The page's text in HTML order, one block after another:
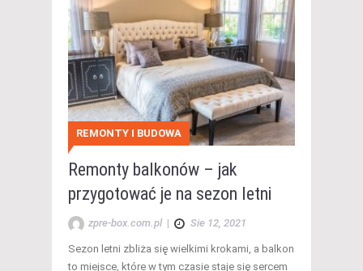
REMONTY I BUDOWA
Remonty balkonów – jak
przygotować je na sezon letni
zpre-box.com.pl | Sie 12, 2021
Sezon letni zbliża się wielkimi krokami, a balkon
to miejsce, które w tym czasie staje się sercem